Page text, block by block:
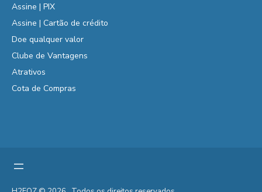
Assine | PIX
Assine | Cartão de crédito
Doe qualquer valor
Clube de Vantagens
Atrativos
Cota de Compras